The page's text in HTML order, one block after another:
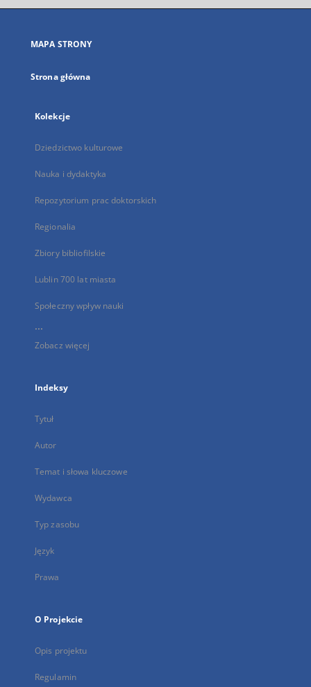
się
karcie
MAPA STRONY
Strona główna
Kolekcje
Dziedzictwo kulturowe
Nauka i dydaktyka
Repozytorium prac doktorskich
Regionalia
Zbiory bibliofilskie
Lublin 700 lat miasta
Społeczny wpływ nauki
...
Zobacz więcej
Indeksy
Tytuł
Autor
Temat i słowa kluczowe
Wydawca
Typ zasobu
Język
Prawa
O Projekcie
Opis projektu
Regulamin